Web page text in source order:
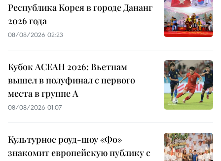
Республика Корея в городе Дананг
2026 года
08/08/2026 02:23
Кубок АСЕАН 2026: Вьетнам
вышел в полуфинал с первого
места в группе A
08/08/2026 01:07
Культурное роуд-шоу «Фо»
знакомит европейскую публику с